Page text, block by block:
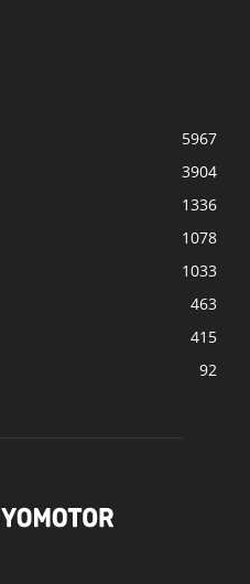
5967
3904
1336
1078
1033
463
415
92